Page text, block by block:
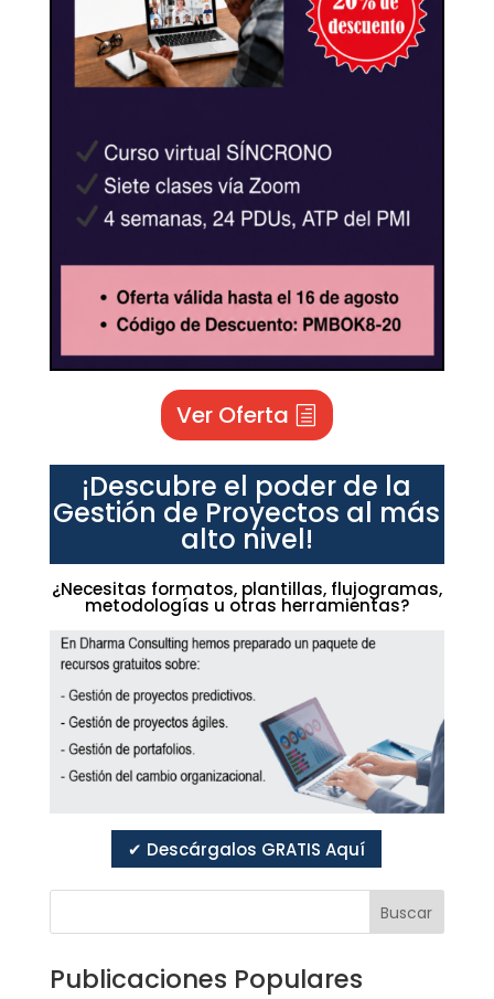
Ver Oferta
¡Descubre el poder de la
Gestión de Proyectos al más
alto nivel!
¿Necesitas formatos, plantillas, flujogramas,
metodologías u otras herramientas?
✔ Descárgalos GRATIS Aquí
Buscar
Publicaciones Populares